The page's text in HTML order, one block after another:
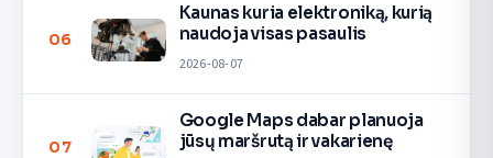
06
Kaunas kuria elektroniką, kurią
naudoja visas pasaulis
2026-08-07
07
Google Maps dabar planuoja
jūsų maršrutą ir vakarienę